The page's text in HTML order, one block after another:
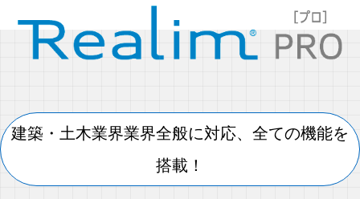
建築・土木業界業界全般に対応、全ての機能を
搭載！